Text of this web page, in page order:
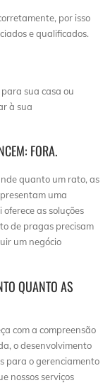
por isso
e qualificados.
para sua casa ou
à sua
FORA.
quanto um rato, as
uma
as soluções
de pragas precisam
um negócio
QUANTO AS
com a compreensão
o desenvolvimento
para o gerenciamento
nossos serviços